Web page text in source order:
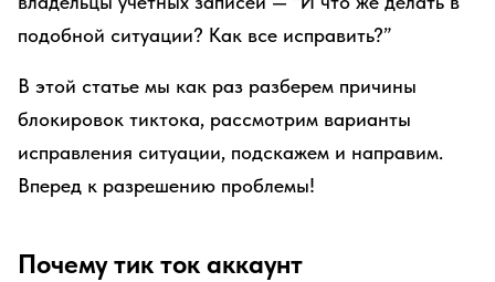
подобной ситуации? Как все исправить?”
В этой статье мы как раз разберем причины
блокировок тиктока, рассмотрим варианты
исправления ситуации, подскажем и направим.
Вперед к разрешению проблемы!
Почему тик ток аккаунт